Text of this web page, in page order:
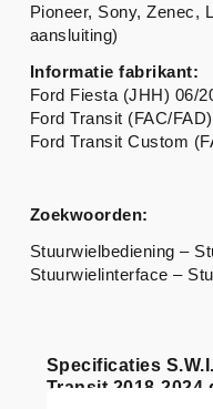
Specificaties
Transit 2018-2024
Pioneer, Sony, Zenec,
aansluiting)
Informatie fabrikant:
Ford Fiesta (JHH) 06/
Ford Transit (FAC/
Ford Transit Custom
Zoekwoorden:
Stuurwielbediening –
Stuurwielinterface –